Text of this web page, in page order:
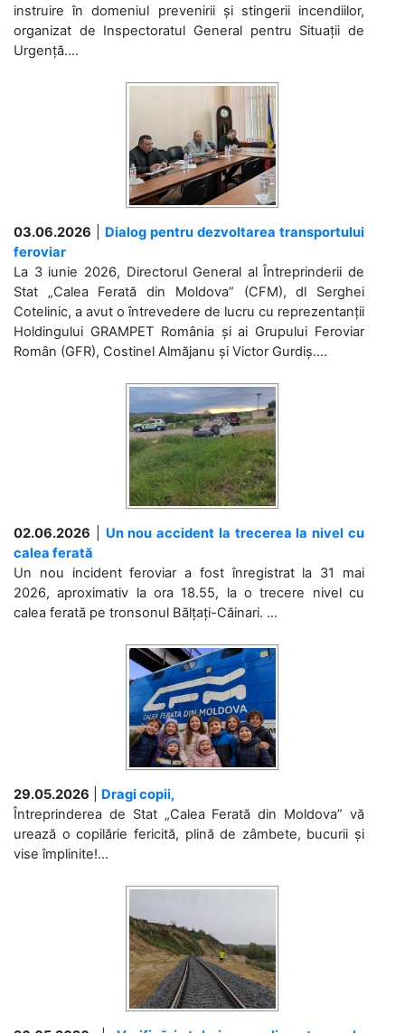
instruire în domeniul prevenirii și stingerii incendiilor,
organizat de Inspectoratul General pentru Situații de
Urgență....
03.06.2026
Dialog pentru dezvoltarea transportului
feroviar
La 3 iunie 2026, Directorul General al Întreprinderii de
Stat „Calea Ferată din Moldova” (CFM), dl Serghei
Cotelinic, a avut o întrevedere de lucru cu reprezentanții
Holdingului GRAMPET România și ai Grupului Feroviar
Român (GFR), Costinel Almăjanu și Victor Gurdiș....
02.06.2026
Un nou accident la trecerea la nivel cu
calea ferată
Un nou incident feroviar a fost înregistrat la 31 mai
2026, aproximativ la ora 18.55, la o trecere nivel cu
calea ferată pe tronsonul Bălțați-Căinari. ...
29.05.2026
Dragi copii,
Întreprinderea de Stat „Calea Ferată din Moldova” vă
urează o copilărie fericită, plină de zâmbete, bucurii și
vise împlinite!...